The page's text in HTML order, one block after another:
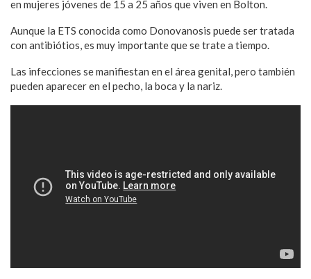
en mujeres jóvenes de 15 a 25 años que viven en Bolton.
Aunque la ETS conocida como Donovanosis puede ser tratada
con antibiótios, es muy importante que se trate a tiempo.
Las infecciones se manifiestan en el área genital, pero también
pueden aparecer en el pecho, la boca y la nariz.